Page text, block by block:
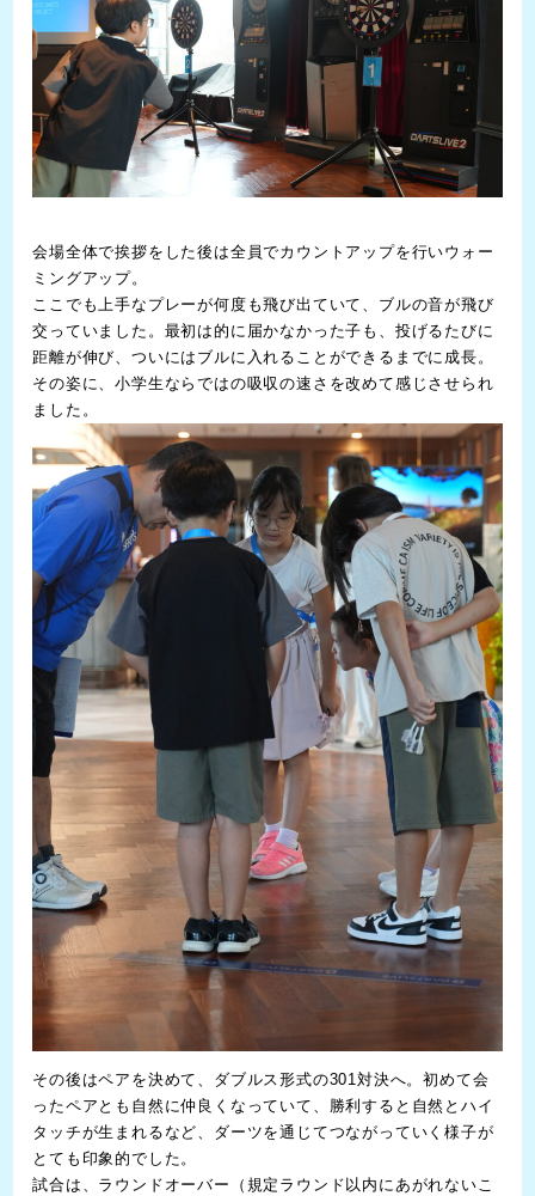
会場全体で挨拶をした後は全員でカウントアップを行いウォー
ミングアップ。
ここでも上手なプレーが何度も飛び出ていて、ブルの音が飛び
交っていました。最初は的に届かなかった子も、投げるたびに
距離が伸び、ついにはブルに入れることができるまでに成長。
その姿に、小学生ならではの吸収の速さを改めて感じさせられ
ました。
その後はペアを決めて、ダブルス形式の301対決へ。初めて会
ったペアとも自然に仲良くなっていて、勝利すると自然とハイ
タッチが生まれるなど、ダーツを通じてつながっていく様子が
とても印象的でした。
試合は、ラウンドオーバー（規定ラウンド以内にあがれないこ